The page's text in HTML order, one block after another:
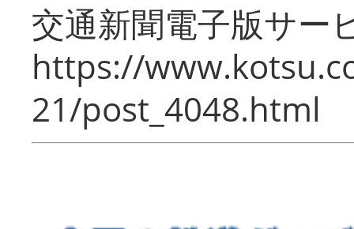
交通新聞電子版サー
https://
21/post_4048.html